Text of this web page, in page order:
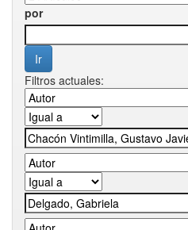
por
Filtros actuales: